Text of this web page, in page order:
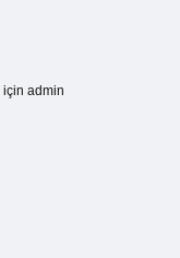
için admin